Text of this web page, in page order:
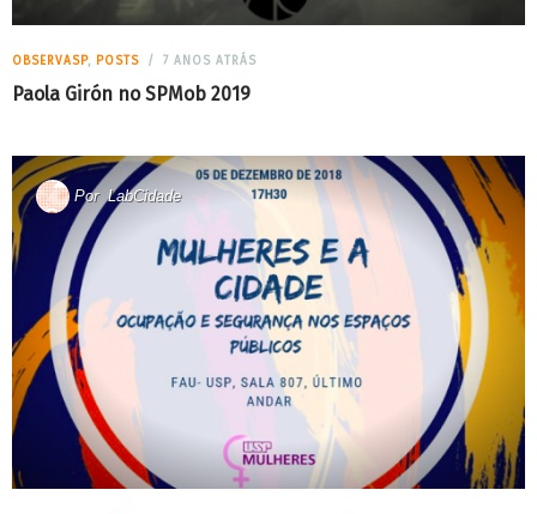
OBSERVASP, POSTS 7 ANOS ATRÁS
Paola Girón no SPMob 2019
PorLabCidade